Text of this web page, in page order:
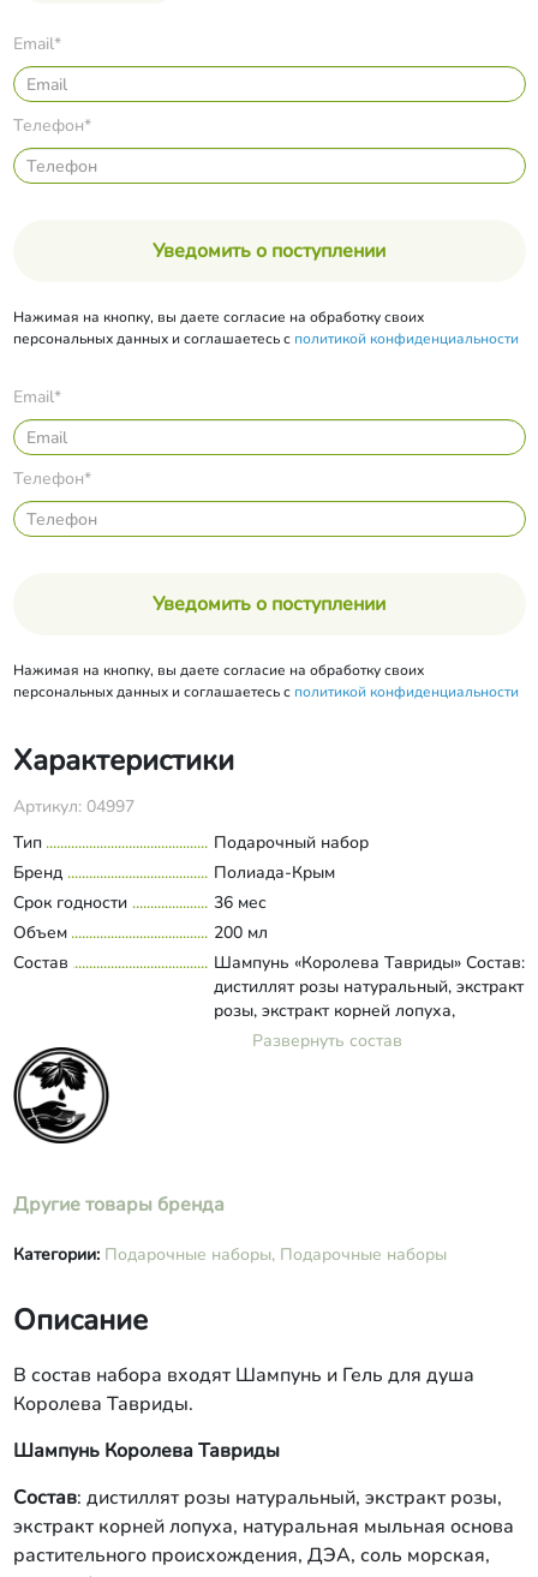
Email*
Телефон*
Уведомить о поступлении
Нажимая на кнопку, вы даете согласие на обработку своих
персональных данных и соглашаетесь с политикой конфиденциальности
Email*
Телефон*
Уведомить о поступлении
Нажимая на кнопку, вы даете согласие на обработку своих
персональных данных и соглашаетесь с политикой конфиденциальности
Характеристики
Артикул: 04997
Тип
Подарочный набор
Бренд
Полиада-Крым
Срок годности
36 мес
Объем
200 мл
Состав
Шампунь «Королева Тавриды» Состав:
дистиллят розы натуральный, экстракт
розы, экстракт корней лопуха,
натуральная мыльная основа
«Королева Тавриды» Состав:
розы, тензид растительного
жожоба), масло эфирное розовое
Развернуть состав
Другие товары бренда
Категории: Подарочные наборы, Подарочные наборы
Описание
В состав набора входят Шампунь и Гель для душа
Королева Тавриды.
Шампунь Королева Тавриды
Состав: дистиллят розы натуральный, экстракт розы,
экстракт корней лопуха, натуральная мыльная основа
растительного происхождения, ДЭА, соль морская,